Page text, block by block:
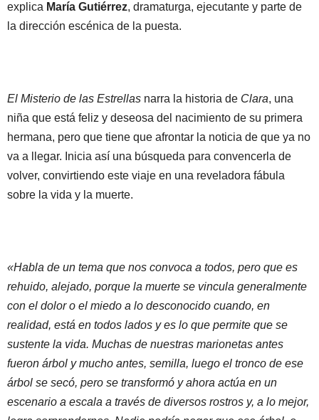
explica María Gutiérrez, dramaturga, ejecutante y parte de
la dirección escénica de la puesta.
El Misterio de las Estrellas narra la historia de Clara, una
niña que está feliz y deseosa del nacimiento de su primera
hermana, pero que tiene que afrontar la noticia de que ya no
va a llegar. Inicia así una búsqueda para convencerla de
volver, convirtiendo este viaje en una reveladora fábula
sobre la vida y la muerte.
«Habla de un tema que nos convoca a todos, pero que es
rehuido, alejado, porque la muerte se vincula generalmente
con el dolor o el miedo a lo desconocido cuando, en
realidad, está en todos lados y es lo que permite que se
sustente la vida. Muchas de nuestras marionetas antes
fueron árbol y mucho antes, semilla, luego el tronco de ese
árbol se secó, pero se transformó y ahora actúa en un
escenario a escala a través de diversos rostros y, a lo mejor,